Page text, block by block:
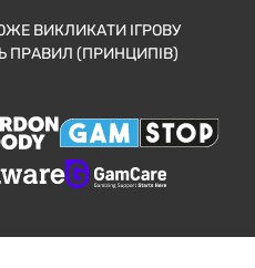
ВИКЛИКАТИ ІГРОВУ
ПРАВИЛ (ПРИНЦИПІВ)